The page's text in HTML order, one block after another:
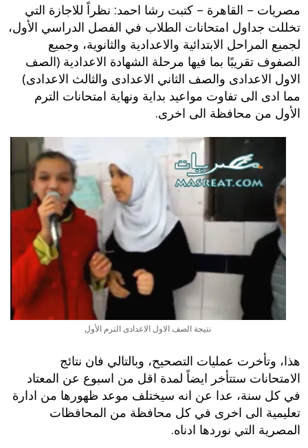
مصريات – القاهرة – كتبت رشا احمد: نظراً للاجازة التي
تخللت جداول امتحانات الطلاب في الفصل الدراسي الأول،
لجميع المراحل الابتدائية والاعدادية والثانوية، وجميع
الصفوف تقريبًا بما فيها مرحلة الشهادة الاعدادية (الصف
الاول الاعدادى والصف الثاني الاعدادى والثالث الاعدادى)
مما ادى الى تفاوت مواعيد بداية ونهاية امتحانات الترم
الأول من محافظة الى اخرى.
نتيجة الصف الاول الاعدادى الترم الأول
هذا، وتأخرت عمليات التصحيح، وبالتالي فان نتائج
الامتحانات ستتأخر ايضاً لمدة اقل من اسبوع عن المعتاد
في كل سنة، عدا عن انه سيختلف موعد ظهورها من ادارة
تعليمية الى اخرى في كل محافظة من المحافظات
المصرية التي نوردها ادناه.